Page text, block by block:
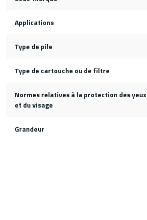
Applications
Type de pile
Type de cartouche ou de filtre
Normes relatives à la protection des yeux
et du visage
Grandeur